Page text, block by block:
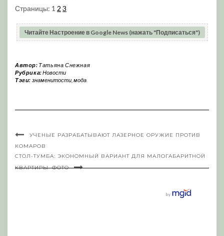
Страницы: 1 2 3
Читайте Настроение в Google News (нажать "Подписаться")
Автор: Татьяна Снежная
Рубрика:Новости
Тэги: знаменитости, мода
УЧЕНЫЕ РАЗРАБАТЫВАЮТ ЛАЗЕРНОЕ ОРУЖИЕ ПРОТИВ
КОМАРОВ
СТОЛ-ТУМБА: ЭКОНОМНЫЙ ВАРИАНТ ДЛЯ МАЛОГАБАРИТНОЙ
КВАРТИРЫ. ФОТО